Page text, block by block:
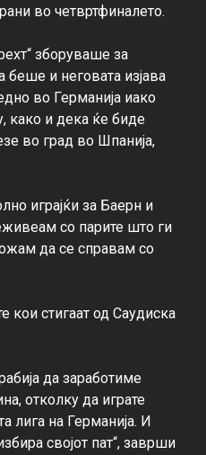
во четвртфиналето.
зборуваше за
беше и неговата изјава
во Германија иако
како и дека ќе биде
во град во Шпанија,
играјќи за Баерн и
со парите што ги
да се справам со
кои стигаат од Саудиска
да заработиме
отколку да играте
лига на Германија. И
својот пат“, заврши